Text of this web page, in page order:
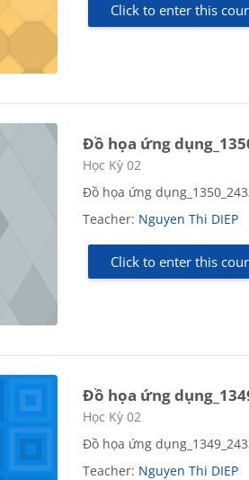
Click to enter this
Đồ họa ứng
Course category
Học Kỳ 02
Đồ họa ứng
Teacher: Nguyen Thi DIEP
Click to enter this
Đồ họa ứng
Course category
Học Kỳ 02
Đồ họa ứng
Teacher: Nguyen Thi DIEP